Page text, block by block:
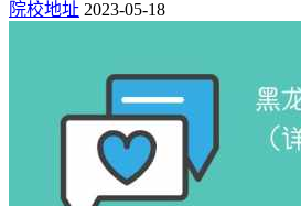
院校地址 2023-05-18